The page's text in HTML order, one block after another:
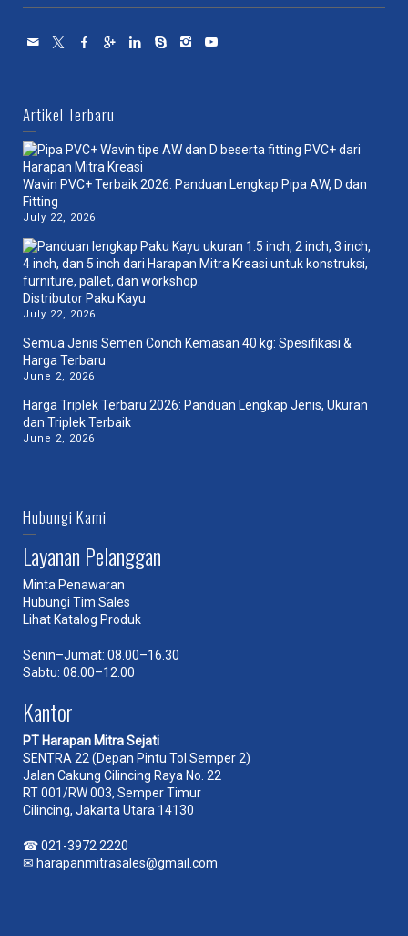
Artikel Terbaru
Wavin PVC+ Terbaik 2026: Panduan Lengkap Pipa AW, D dan
Fitting
July 22, 2026
Distributor Paku Kayu
July 22, 2026
Semua Jenis Semen Conch Kemasan 40 kg: Spesifikasi &
Harga Terbaru
June 2, 2026
Harga Triplek Terbaru 2026: Panduan Lengkap Jenis, Ukuran
dan Triplek Terbaik
June 2, 2026
Hubungi Kami
Layanan Pelanggan
Minta Penawaran
Hubungi Tim Sales
Lihat Katalog Produk
Senin–Jumat: 08.00–16.30
Sabtu: 08.00–12.00
Kantor
PT Harapan Mitra Sejati
SENTRA 22 (Depan Pintu Tol Semper 2)
Jalan Cakung Cilincing Raya No. 22
RT 001/RW 003, Semper Timur
Cilincing, Jakarta Utara 14130
☎021-3972 2220
✉ harapanmitrasales@gmail.com